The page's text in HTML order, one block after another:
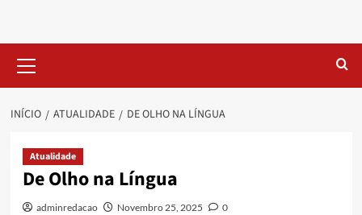
INÍCIO ATUALIDADE DE OLHO NA LÍNGUA
Atualidade
De Olho na Língua
adminredacao Novembro 25, 2025 0